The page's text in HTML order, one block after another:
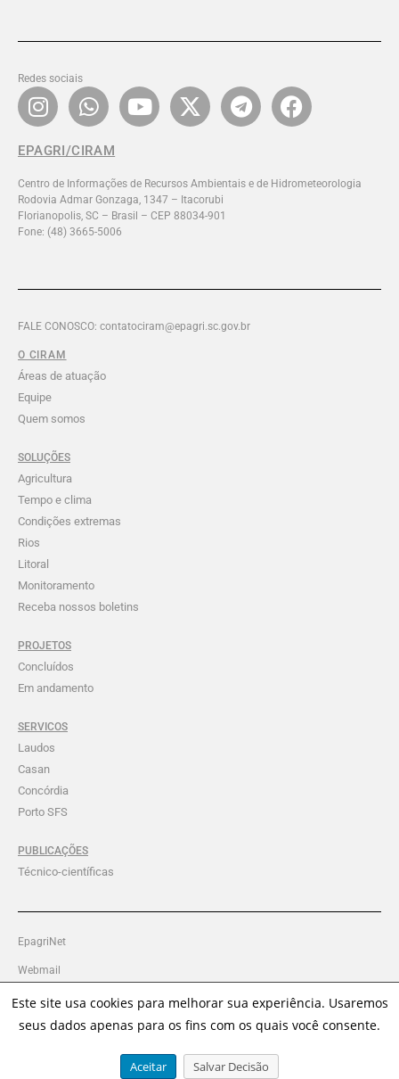
Redes sociais
EPAGRI/CIRAM
Centro de Informações de Recursos Ambientais e de Hidrometeorologia
Rodovia Admar Gonzaga, 1347 – Itacorubi
Florianopolis, SC – Brasil – CEP 88034-901
Fone: (48) 3665-5006
FALE CONOSCO: contatociram@epagri.sc.gov.br
O CIRAM
Áreas de atuação
Equipe
Quem somos
SOLUÇÕES
Agricultura
Tempo e clima
Condições extremas
Rios
Litoral
Monitoramento
Receba nossos boletins
PROJETOS
Concluídos
Em andamento
SERVICOS
Laudos
Casan
Concórdia
Porto SFS
PUBLICAÇÕES
Técnico-científicas
Política de Privacidade
Intranet Ciram
Webmail
EpagriNet
Este site usa cookies para melhorar sua experiência. Usaremos
seus dados apenas para os fins com os quais você consente.
Aceitar Salvar Decisão